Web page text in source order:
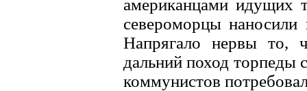
американцами идущих
североморцы
Напрягало нервы то,
дальний поход торпеды
коммунистов